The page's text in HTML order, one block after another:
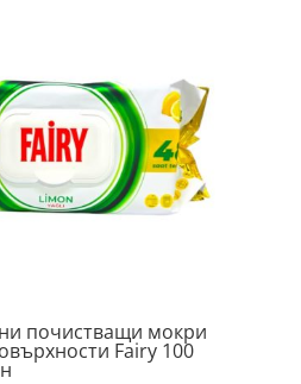
почистващи мокри
Fairy 100